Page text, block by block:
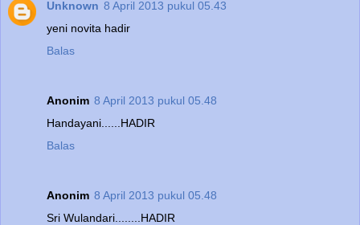
Unknown 8 April 2013 pukul 05.43
yeni novita hadir
Balas
Anonim 8 April 2013 pukul 05.48
Handayani......HADIR
Balas
Anonim 8 April 2013 pukul 05.48
Sri Wulandari........HADIR